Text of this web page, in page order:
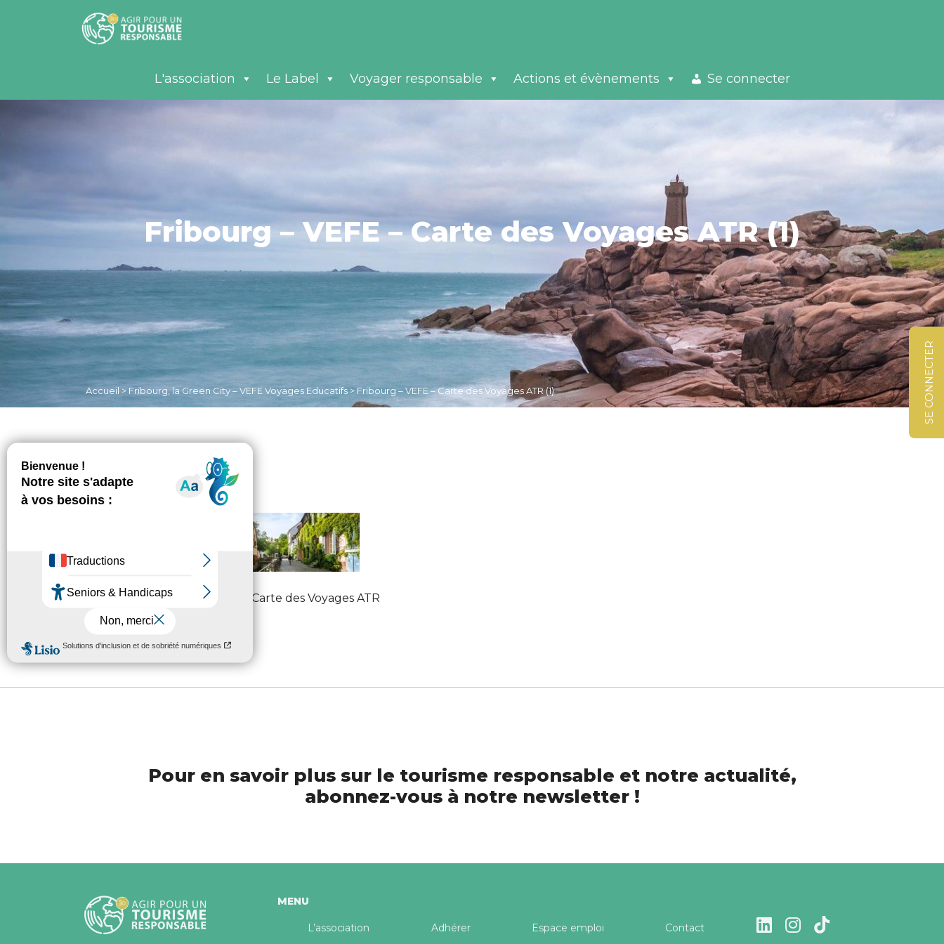
SE CONNECTER
L'association Le Label Voyager responsable Actions et évènements Se connecter
Fribourg – VEFE – Carte des Voyages ATR (1)
Accueil > Fribourg, la Green City – VEFE Voyages Educatifs > Fribourg – VEFE – Carte des Voyages ATR (1) ©
Fribourg – VEFE – Carte des Voyages ATR
Pour en savoir plus sur le tourisme responsable et notre actualité,
abonnez-vous à notre newsletter !
MENU
L’association Adhérer Espace emploi Contact